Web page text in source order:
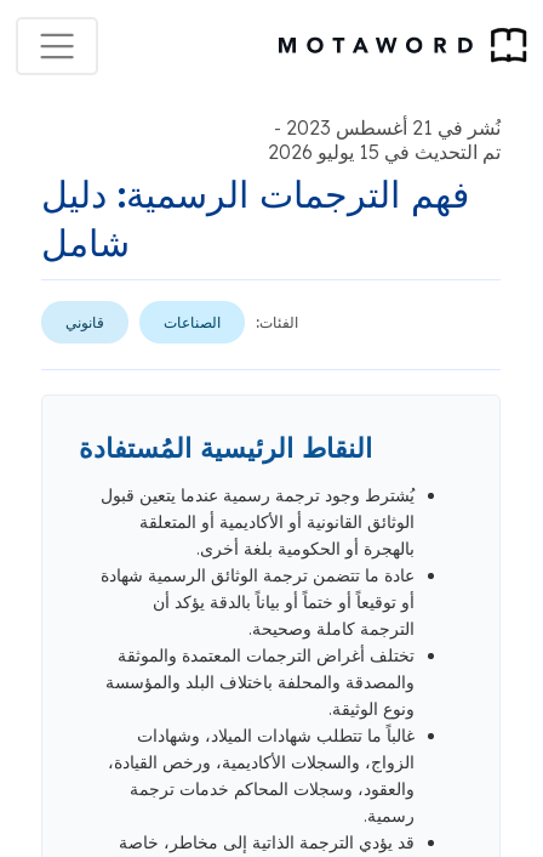
نُشر في 21 أغسطس 2023 -
تم التحديث في 15 يوليو 2026
فهم الترجمات الرسمية: دليل
شامل
الفئات: الصناعات قانوني
النقاط الرئيسية المُستفادة
يُشترط وجود ترجمة رسمية عندما يتعين قبول
الوثائق القانونية أو الأكاديمية أو المتعلقة
بالهجرة أو الحكومية بلغة أخرى.
عادة ما تتضمن ترجمة الوثائق الرسمية شهادة
أو توقيعاً أو ختماً أو بياناً بالدقة يؤكد أن
الترجمة كاملة وصحيحة.
تختلف أغراض الترجمات المعتمدة والموثقة
والمصدقة والمحلفة باختلاف البلد والمؤسسة
ونوع الوثيقة.
غالباً ما تتطلب شهادات الميلاد، وشهادات
الزواج، والسجلات الأكاديمية، ورخص القيادة،
والعقود، وسجلات المحاكم خدمات ترجمة
رسمية.
قد يؤدي الترجمة الذاتية إلى مخاطر، خاصة